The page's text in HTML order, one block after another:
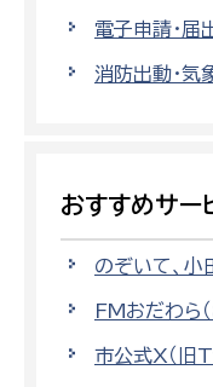
電子申請・届
消防出動・気
おすすめサー
のぞいて、
FMおだわ
市公式X（旧